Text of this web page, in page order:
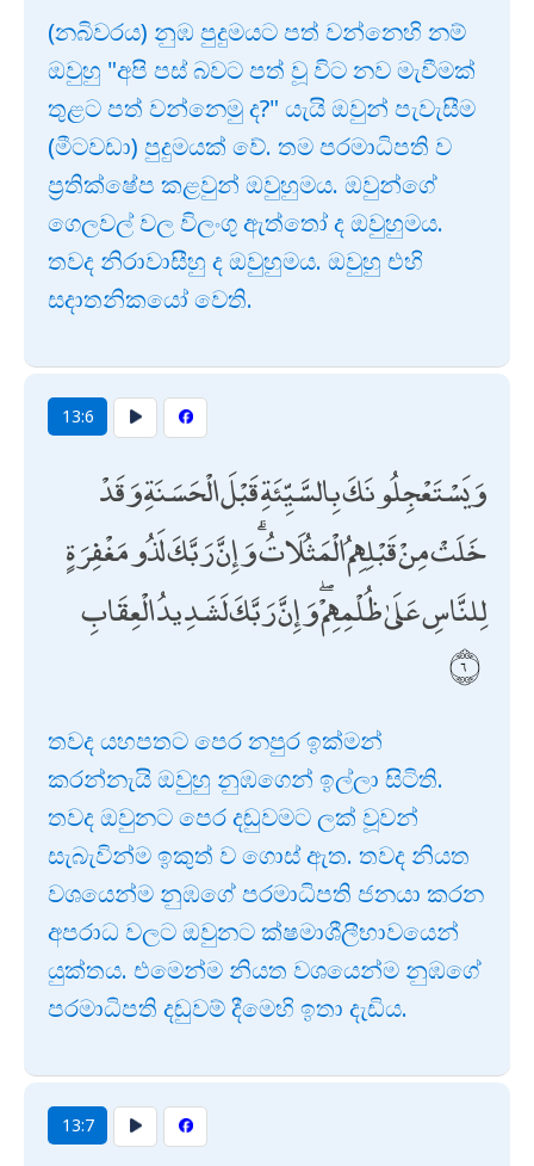
(නබිවරය) නුඹ පුදුමයට පත් වන්නෙහි නම්
ඔවුහු "අපි පස් බවට පත් වූ විට නව මැවීමක්
තුළට පත් වන්නෙමු ද?" යැයි ඔවුන් පැවැසීම
(මීටවඩා) පුදුමයක් වේ. තම පරමාධිපති ව
ප්‍රතික්ෂේප කළවුන් ඔවුහුමය. ඔවුන්ගේ
ගෙලවල් වල විලංගු ඇත්තෝ ද ඔවුහුමය.
තවද නිරාවාසීහු ද ඔවුහුමය. ඔවුහු එහි
සදාතනිකයෝ වෙති.
13:6
وَيَسْتَعْجِلُونَكَ بِالسَّيِّئَةِ قَبْلَ الْحَسَنَةِ وَقَدْ
خَلَتْ مِنْ قَبْلِهِمُ الْمَثُلَاتُ ۗ وَإِنَّ رَبَّكَ لَذُو مَغْفِرَةٍ
لِلنَّاسِ عَلَىٰ ظُلْمِهِمْ ۖ وَإِنَّ رَبَّكَ لَشَدِيدُ الْعِقَابِ
තවද යහපතට පෙර නපුර ඉක්මන්
කරන්නැයි ඔවුහු නුඹගෙන් ඉල්ලා සිටිති.
තවද ඔවුනට පෙර දඬුවමට ලක් වූවන්
සැබැවින්ම ඉකුත් ව ගොස් ඇත. තවද නියත
වශයෙන්ම නුඹගේ පරමාධිපති ජනයා කරන
අපරාධ වලට ඔවුනට ක්ෂමාශීලීභාවයෙන්
යුක්තය. එමෙන්ම නියත වශයෙන්ම නුඹගේ
පරමාධිපති දඬුවම් දීමෙහි ඉතා දැඩිය.
13:7